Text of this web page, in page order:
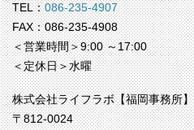
TEL：086-235-4907
FAX：086-235-4908
＜営業時間＞9:00 ～17:00
＜定休日＞水曜
株式会社ライフラボ【福岡事務所】
〒812-0024